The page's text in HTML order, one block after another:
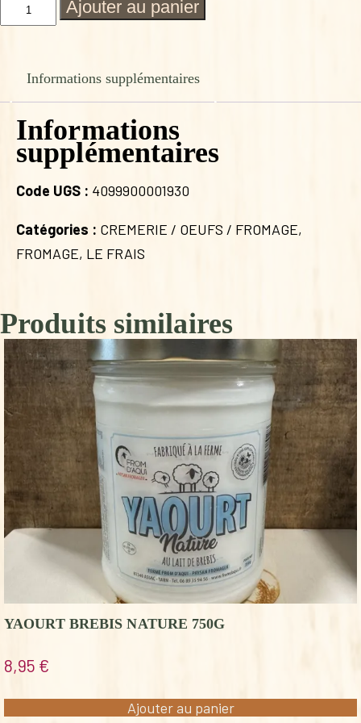
Ajouter au panier
Informations supplémentaires
Informations
supplémentaires
Code UGS : 4099900001930
Catégories : CREMERIE / OEUFS / FROMAGE,
FROMAGE, LE FRAIS
Produits similaires
YAOURT BREBIS NATURE 750G
8,95 €
Ajouter au panier